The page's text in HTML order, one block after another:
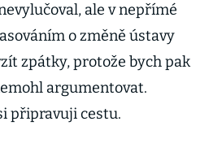
ale v nepřímé
o změně ústavy
zpátky, protože bych pak
argumentovat.
připravuji cestu.